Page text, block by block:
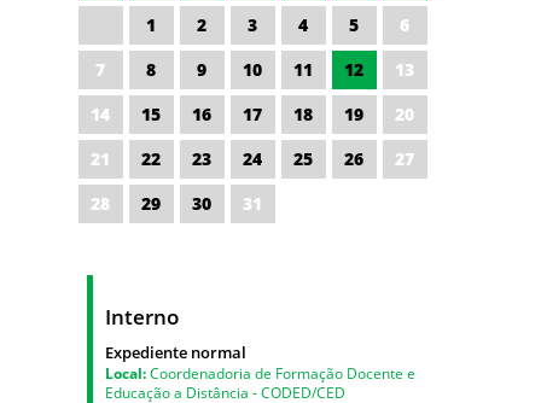
1 2 3 4 5
6
7
8 9 10 11 12
13
14
15 16 17 18 19
20
21
22 23 24 25 26
27
28
29 30 31
Interno
Expediente normal
Local:Coordenadoria de Formação Docente e
Educação a Distância - CODED/CED